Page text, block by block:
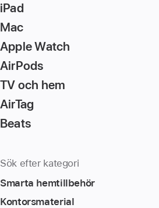
iPad
Mac
Apple Watch
AirPods
TV och hem
AirTag
Beats
Sök efter kategori
Smarta hemtillbehör
Kontorsmaterial